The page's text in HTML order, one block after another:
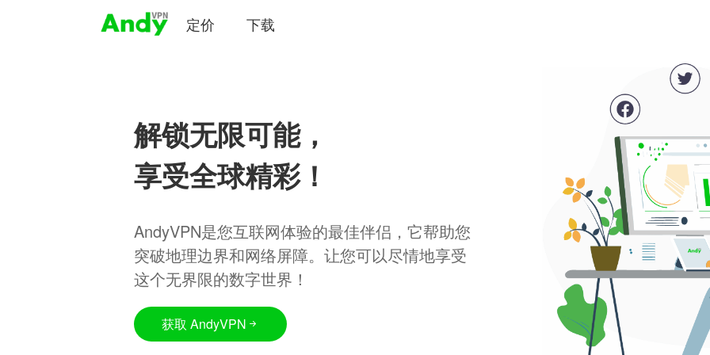
定价 下载
解锁无限可能，
享受全球精彩！
AndyVPN是您互联网体验的最佳伴侣，它帮助您
突破地理边界和网络屏障。让您可以尽情地享受
这个无界限的数字世界！
获取 AndyVPN